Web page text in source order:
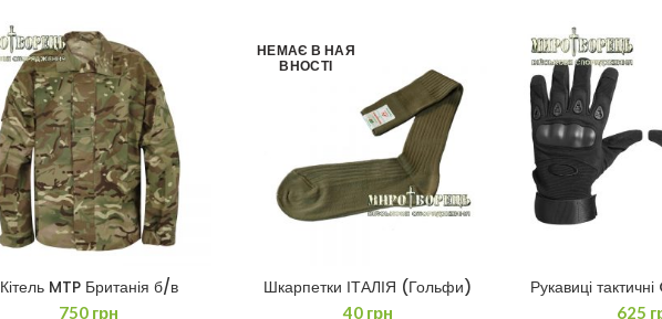
ДОДАТИ В КОШИК
Кітель MTP Британія б/в
750 грн
НЕМАЄ В НАЯ
ВНОСТІ
ЧИТАТИ ДАЛІ
Шкарпетки ІТАЛІЯ (Гольфи)
40 грн
ДОДАТИ В
Рукавиці
625